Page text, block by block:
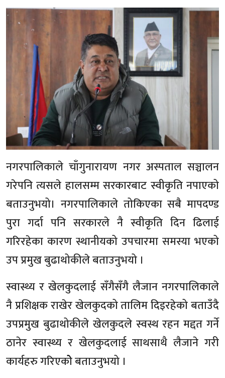
नगरपालिकाले चाँगुनारायण नगर अस्पताल सञ्चालन
गरेपनि त्यसले हालसम्म सरकारबाट स्वीकृति नपाएको
बताउनुभयो। नगरपालिकाले तोकिएका सबै मापदण्ड
पुरा गर्दा पनि सरकारले नै स्वीकृति दिन ढिलाई
गरिरहेका कारण स्थानीयको उपचारमा समस्या भएको
उप प्रमुख बुढाथोकीले बताउनुभयो ।
स्वास्थ्य र खेलकुदलाई सँगैसँगै लैजान नगरपालिकाले
नै प्रशिक्षक राखेर खेलकुदको तालिम दिइरहेको बताउँदै
उपप्रमुख बुढाथोकीले खेलकुदले स्वस्थ रहन मद्दत गर्ने
ठानेर स्वास्थ्य र खेलकुदलाई साथसाथै लैजाने गरी
कार्यहरु गरिएकोे बताउनुभयो ।